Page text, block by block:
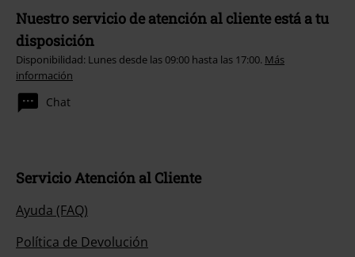
Nuestro servicio de atención al cliente está a tu
disposición
Disponibilidad: Lunes desde las 09:00 hasta las 17:00. Más
información
Chat
Servicio Atención al Cliente
Ayuda (FAQ)
Política de Devolución